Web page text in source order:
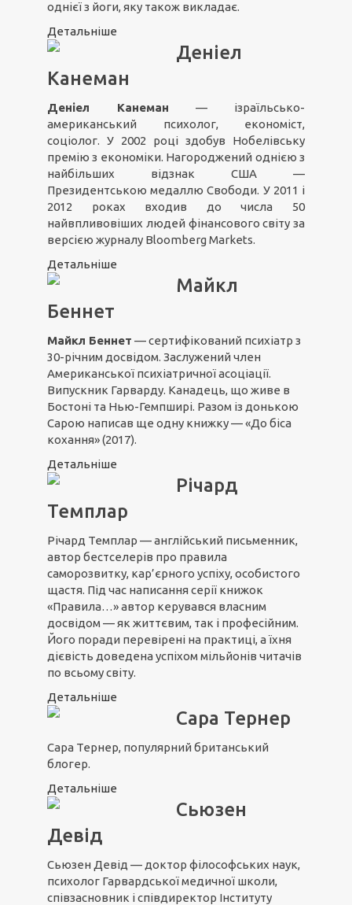
однієї з йоги, яку також викладає.
Детальніше
Деніел
Канеман
Деніел Канеман— ізраїльсько-
американський психолог, економіст,
соціолог. У 2002 році здобув Нобелівську
премію з економіки. Нагороджений однією з
найбільших відзнак США —
Президентською медаллю Свободи. У 2011 і
2012 роках входив до числа 50
найвпливовіших людей фінансового світу за
версією журналу Bloomberg Markets.
Детальніше
Майкл
Беннет
Майкл Беннет — сертифікований психіатр з
30-річним досвідом. Заслужений член
Американської психіатричної асоціації.
Випускник Гарварду. Канадець, що живе в
Бостоні та Нью-Гемпширі. Разом із донькою
Сарою написав ще одну книжку — «До біса
кохання» (2017).
Детальніше
Річард
Темплар
Річард Темплар — англійський письменник,
автор бестселерів про правила
саморозвитку, кар’єрного успіху, особистого
щастя. Під час написання серії книжок
«Правила…» автор керувався власним
досвідом — як життєвим, так і професійним.
Його поради перевірені на практиці, а їхня
дієвість доведена успіхом мільйонів читачів
по всьому світу.
Детальніше
Сара Тернер
Сара Тернер, популярний британський
блогер.
Детальніше
Сьюзен
Девід
Сьюзен Девід — доктор філософських наук,
психолог Гарвардської медичної школи,
співзасновник і співдиректор Інституту